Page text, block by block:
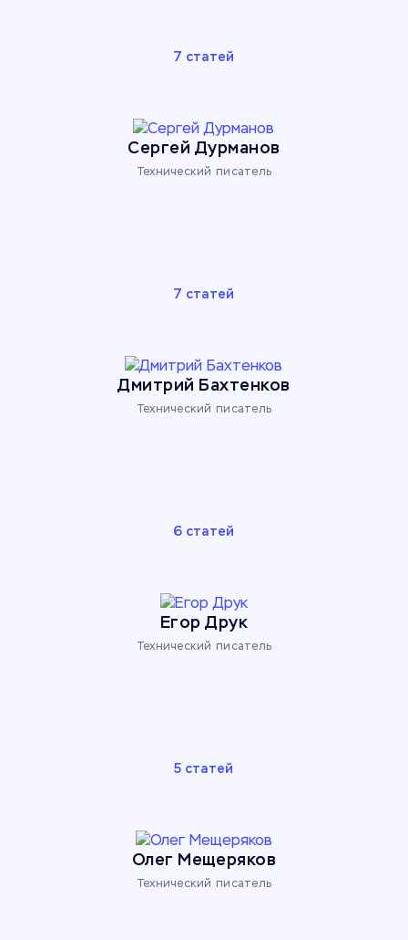
7 статей
Сергей Дурманов
Технический писатель
7 статей
Дмитрий Бахтенков
Технический писатель
6 статей
Егор Друк
Технический писатель
5 статей
Олег Мещеряков
Технический писатель